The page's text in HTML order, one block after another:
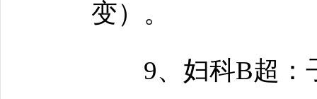
变）。
9、妇科B超：